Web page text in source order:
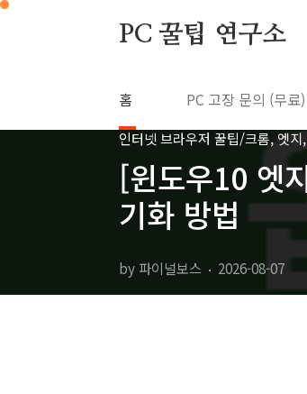
본문 바로가기
PC 꿀팁 연구소
홈 PC 고장 문의 (무료)
인터넷 브라우저 꿀팁/크롬, 엣지
[윈도우10 엣
기화 방법
by 파이널보스 2026-08-07